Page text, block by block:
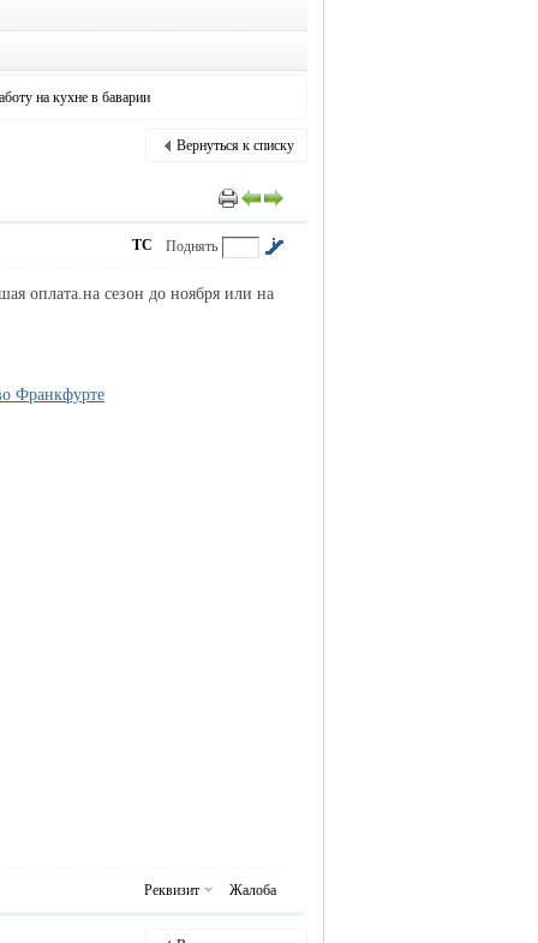
на кухне в баварии
Вернуться к списку
Поднять
ТС
оплата.на сезон до ноября или на
Франкфурте
Реквизит Жалоба